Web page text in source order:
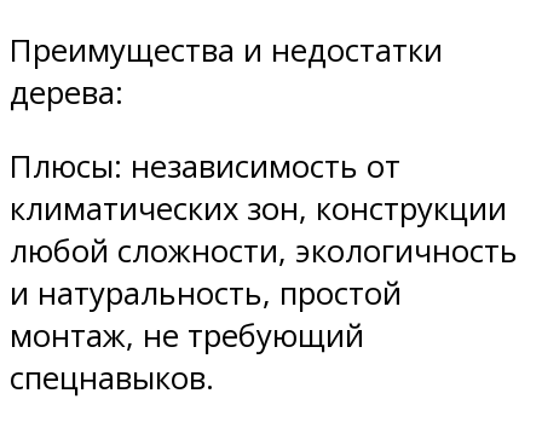
Преимущества и недостатки
дерева:
Плюсы: независимость от
климатических зон, конструкции
любой сложности, экологичность
и натуральность, простой
монтаж, не требующий
спецнавыков.